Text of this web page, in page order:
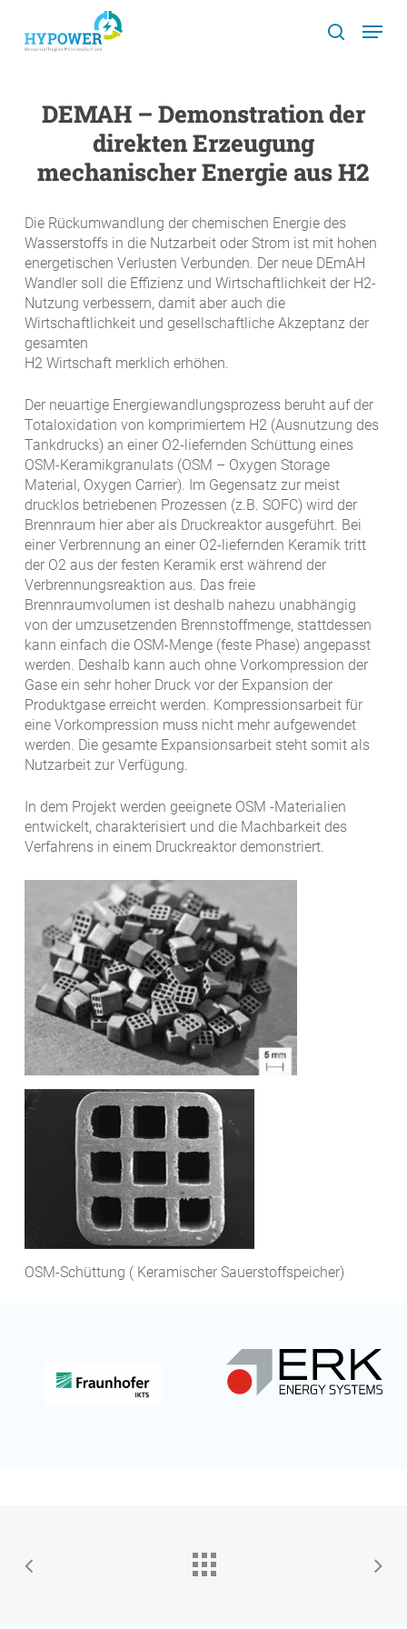
main
search
Menu
DEMAH – Demonstration der
direkten Erzeugung
mechanischer Energie aus H2
Die Rückumwandlung der chemischen Energie des
Wasserstoffs in die Nutzarbeit oder Strom ist mit hohen
energetischen Verlusten Verbunden. Der neue DEmAH
Wandler soll die Effizienz und Wirtschaftlichkeit der H2-
Nutzung verbessern, damit aber auch die
Wirtschaftlichkeit und gesellschaftliche Akzeptanz der
gesamten
H2 Wirtschaft merklich erhöhen.
Der neuartige Energiewandlungsprozess beruht auf der
Totaloxidation von komprimiertem H2 (Ausnutzung des
Tankdrucks) an einer O2-liefernden Schüttung eines
OSM-Keramikgranulats (OSM – Oxygen Storage
Material, Oxygen Carrier). Im Gegensatz zur meist
drucklos betriebenen Prozessen (z.B. SOFC) wird der
Brennraum hier aber als Druckreaktor ausgeführt. Bei
einer Verbrennung an einer O2-liefernden Keramik tritt
der O2 aus der festen Keramik erst während der
Verbrennungsreaktion aus. Das freie
Brennraumvolumen ist deshalb nahezu unabhängig
von der umzusetzenden Brennstoffmenge, stattdessen
kann einfach die OSM-Menge (feste Phase) angepasst
werden. Deshalb kann auch ohne Vorkompression der
Gase ein sehr hoher Druck vor der Expansion der
Produktgase erreicht werden. Kompressionsarbeit für
eine Vorkompression muss nicht mehr aufgewendet
werden. Die gesamte Expansionsarbeit steht somit als
Nutzarbeit zur Verfügung.
In dem Projekt werden geeignete OSM -Materialien
entwickelt, charakterisiert und die Machbarkeit des
Verfahrens in einem Druckreaktor demonstriert.
OSM-Schüttung ( Keramischer Sauerstoffspeicher)